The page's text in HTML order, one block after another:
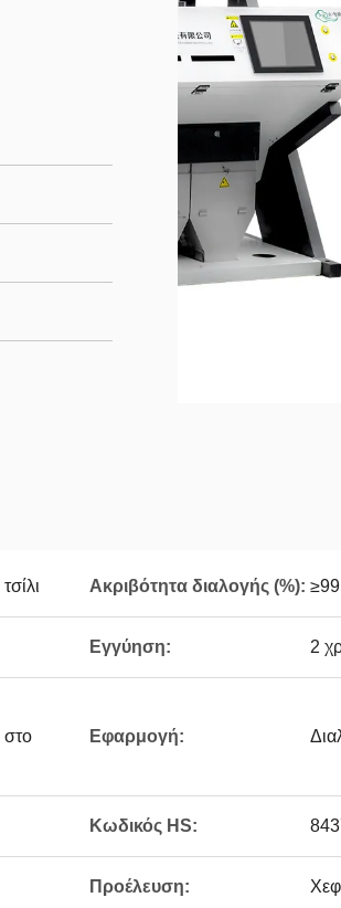
Ακριβότητα διαλογής (%):
Εγγύηση: 2
στο
Εφαρμογή:
Κωδικός HS:
Προέλευση: